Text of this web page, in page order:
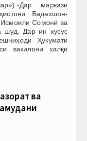
Дар маркази
Бадахшон-
Сомонӣ ва
шуд. Дар ин хусус
Ҳукумати
вакилони халқи
ва